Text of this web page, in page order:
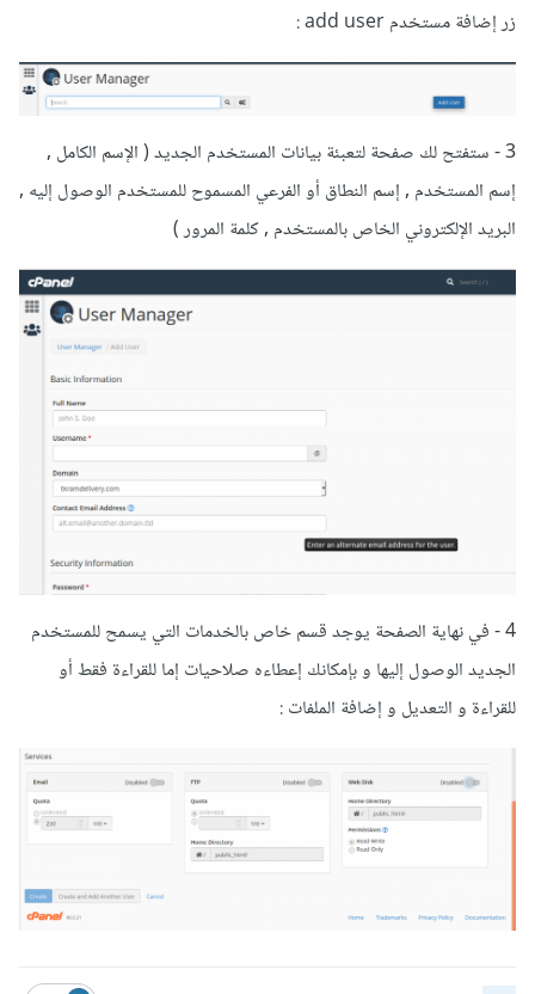
زر إضافة مستخدم add user :
3 - ستفتح لك صفحة لتعبئة بيانات المستخدم الجديد ( الإسم الكامل ,
إسم المستخدم , إسم النطاق أو الفرعي المسموح للمستخدم الوصول إليه ,
البريد الإلكتروني الخاص بالمستخدم , كلمة المرور )
4 - في نهاية الصفحة يوجد قسم خاص بالخدمات التي يسمح للمستخدم
الجديد الوصول إليها و بإمكانك إعطاءه صلاحيات إما للقراءة فقط أو
للقراءة و التعديل و إضافة الملفات :